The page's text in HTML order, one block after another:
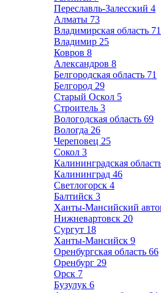
Переславль-Залесский 4
Алматы 73
Владимирская область 71
Владимир 25
Ковров 8
Александров 8
Белгородская область 71
Белгород 29
Старый Оскол 5
Строитель 3
Вологодская область 69
Вологда 26
Череповец 25
Сокол 3
Калининградская
Калининград 46
Светлогорск 4
Балтийск 3
Ханты-Мансийский
Нижневартовск 20
Сургут 18
Ханты-Мансийск 9
Оренбургская область 66
Оренбург 29
Орск 7
Бузулук 6